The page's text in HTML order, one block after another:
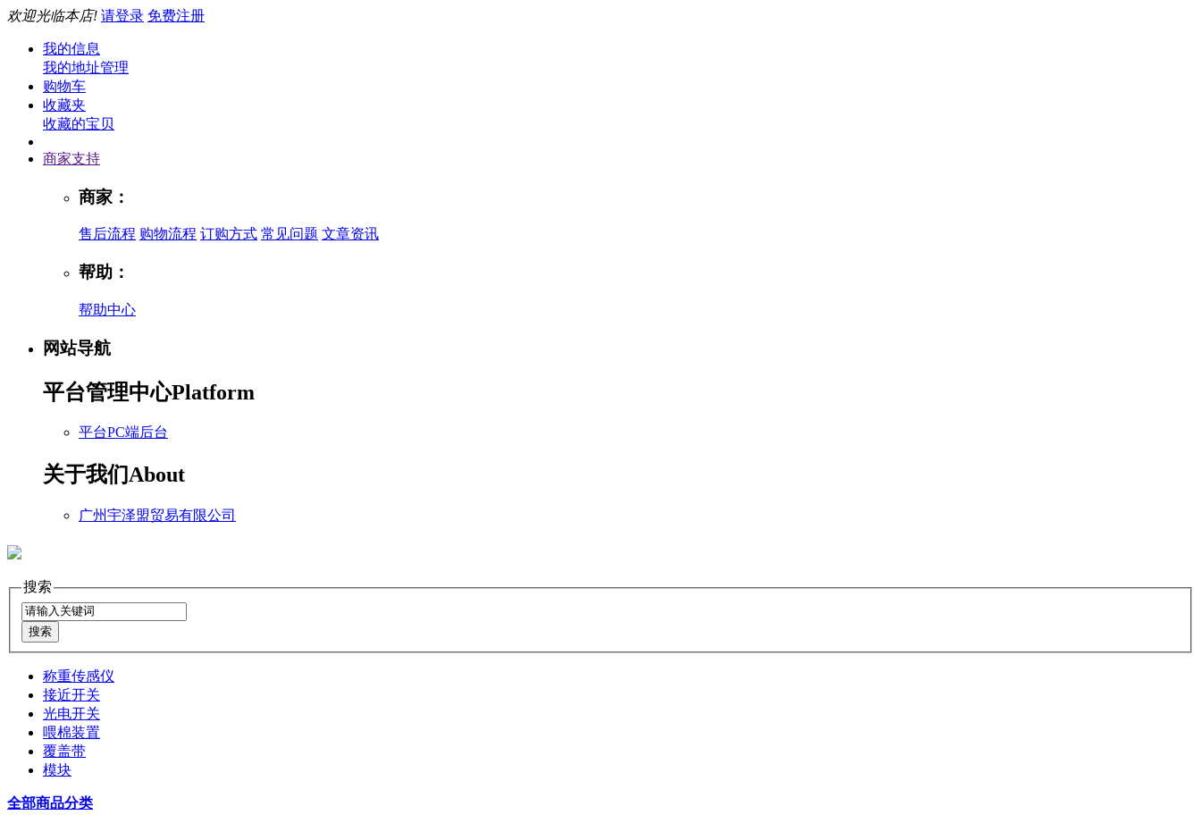
欢迎光临本店! 请登录 免费注册
我的信息
我的地址管理
购物车
收藏夹
收藏的宝贝
商家支持
商家：
售后流程 购物流程 订购方式 常见问题 文章资讯
帮助：
帮助中心
网站导航
平台管理中心Platform
平台PC端后台
关于我们About
广州宇泽盟贸易有限公司
搜索
称重传感仪
接近开关
光电开关
喂棉装置
覆盖带
模块
全部商品分类